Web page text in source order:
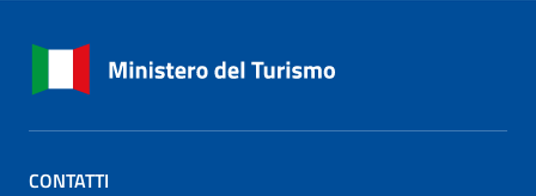
CONTATTI